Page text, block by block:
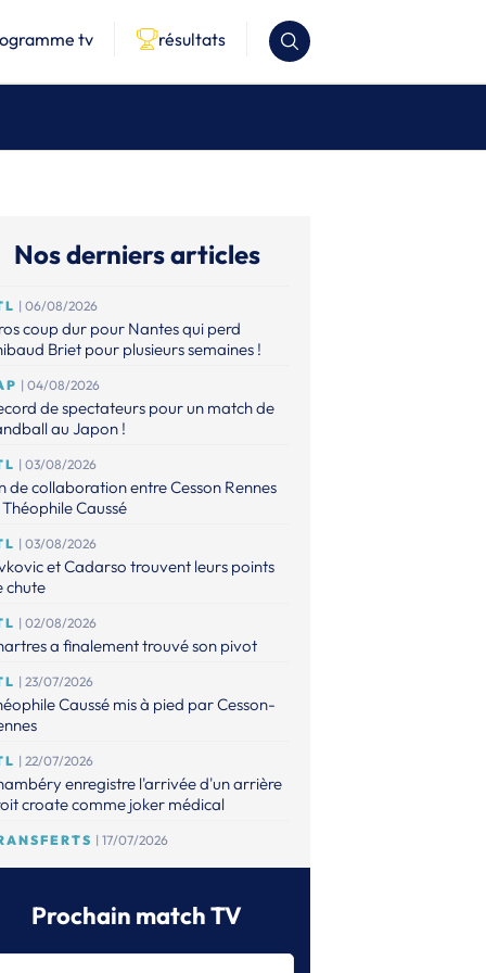
tv résultats
Nos derniers articles
| 06/08/2026
coup dur pour Nantes qui perd
Briet pour plusieurs semaines !
| 04/08/2026
de spectateurs pour un match de
au Japon !
| 03/08/2026
de collaboration entre Cesson Rennes
Caussé
| 03/08/2026
et Cadarso trouvent leurs points
chute
| 02/08/2026
a finalement trouvé son pivot
| 23/07/2026
Caussé mis à pied par Cesson-
| 22/07/2026
enregistre l'arrivée d'un arrière
croate comme joker médical
| 17/07/2026
point sur les mises à jour de l'espace
| 16/07/2026
Prochain match TV